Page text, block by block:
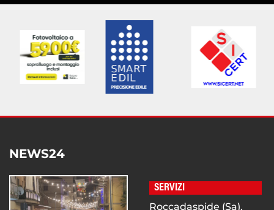
NEWS24
SERVIZI
Roccadaspide (Sa),